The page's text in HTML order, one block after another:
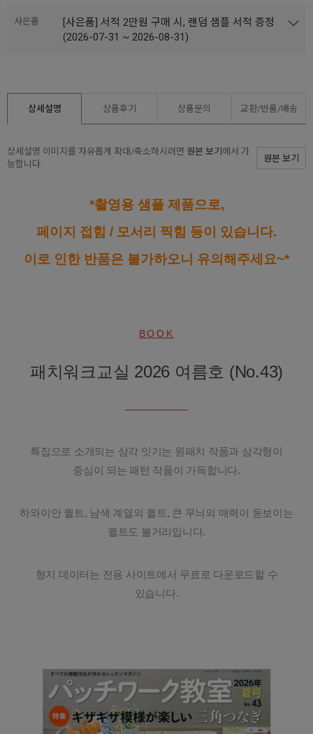
사은품
[사은품] 서적 2만원 구매 시, 랜덤 샘플 서적 증정
(2026-07-31 ~ 2026-08-31)
상세설명 상품후기 상품문의 교환/반품/배송
상세설명 이미지를 자유롭게 확대/축소하시려면 원본 보기 에서 가
능합니다.
원본 보기
*촬영용 샘플 제품으로,
페이지 접힘 / 모서리 찍힘 등이 있습니다.
이로 인한 반품은 불가하오니 유의해주세요~*
BOOK
패치워크교실 2026 여름호 (No.43)
특집으로 소개되는 삼각 잇기는 원패치 작품과 삼각형이
중심이 되는 패턴 작품이 가득합니다.
하와이안 퀼트, 남색 계열의 퀼트, 큰 무늬의 매력이 돋보이는
퀼트도 볼거리입니다.
형지 데이터는 전용 사이트에서 무료로 다운로드할 수
있습니다.